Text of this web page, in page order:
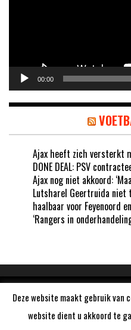
00:00
Ajax heeft zich versterkt
DONE DEAL: PSV
Ajax nog niet akkoord:
Lutsharel Geertruida niet
haalbaar voor Feyenoord
‘Rangers in
Deze website maakt gebruik van
website dient u akkoord te